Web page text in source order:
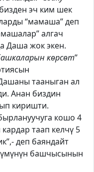
эч ким шек
“мамаша” деп
алгач
Даша жок экен.
көрсөт”
тааныган ал
Анан биздин
киришти.
кошо 4
таап келчү 5
деп баяндайт
башчысынын